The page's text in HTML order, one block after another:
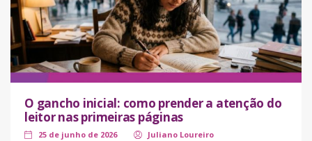
O gancho inicial: como prender a atenção do
leitor nas primeiras páginas
25 de junho de 2026 Juliano Loureiro